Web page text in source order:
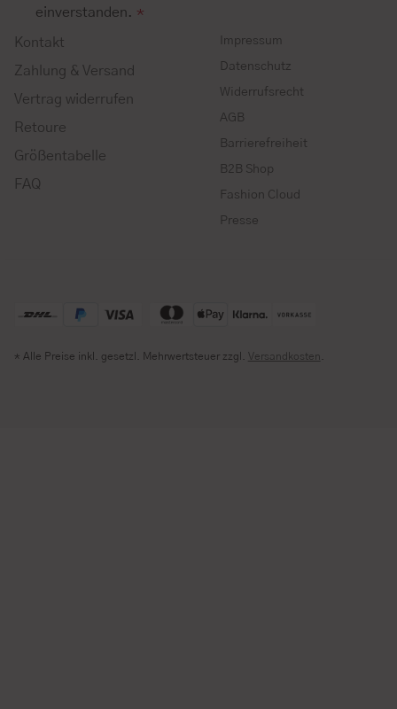
einverstanden. *
Kontakt
Zahlung & Versand
Vertrag widerrufen
Retoure
Größentabelle
FAQ
Impressum
Datenschutz
Widerrufsrecht
AGB
Barrierefreiheit
B2B Shop
Fashion Cloud
Presse
* Alle Preise inkl. gesetzl. Mehrwertsteuer zzgl. Versandkosten